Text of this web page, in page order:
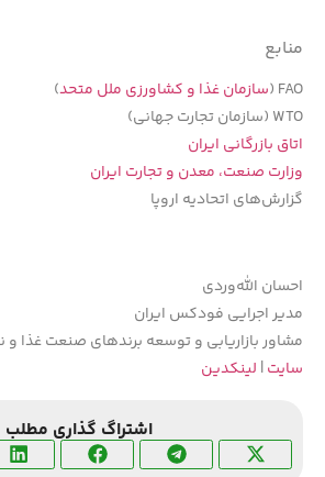
منابع
FAO ( سازمان غذا و کشاورزی ملل متحد)
WTO (سازمان تجارت جهانی)
اتاق بازرگانی ایران
وزارت صنعت، معدن و تجارت ایران
گزارش‌های اتحادیه اروپا
احسان الله‌وردی
مدیر اجرایی فودکس ایران
مشاور بازاریابی و توسعه برندهای صنعت غذا و
سایت|لینکدین
اشتراگ گذاری مطلب